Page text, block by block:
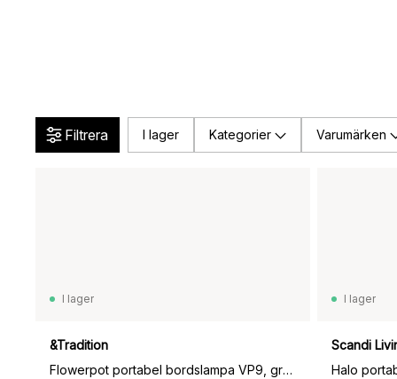
Filtrera I lager Kategorier Varumärken
I lager
&Tradition
Flowerpot portabel bordslampa VP9, grå-beige
I lager
Scandi
Halo